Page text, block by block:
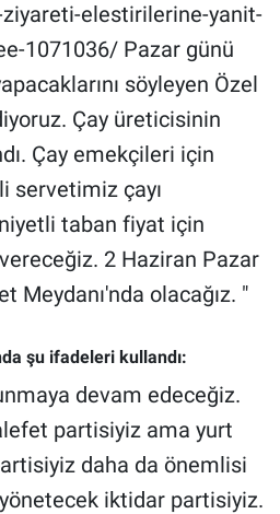
elestirilerine-yanit-
1071036/ Pazar günü
söyleyen Özel
Çay üreticisinin
Çay emekçileri için
servetimiz çayı
taban fiyat için
2 Haziran Pazar
Meydanı'nda olacağız. "
şu ifadeleri kullandı:
devam edeceğiz.
partisiyiz ama yurt
daha da önemlisi
iktidar partisiyiz.